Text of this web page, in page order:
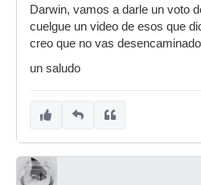
Darwin, vamos a darle un voto
cuelgue un video de esos que
creo que no vas
un saludo